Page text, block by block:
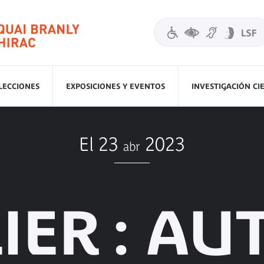
EXPOSICIONES Y EVENTOS INVESTIGACIÓN
El 23 abr 2023
: